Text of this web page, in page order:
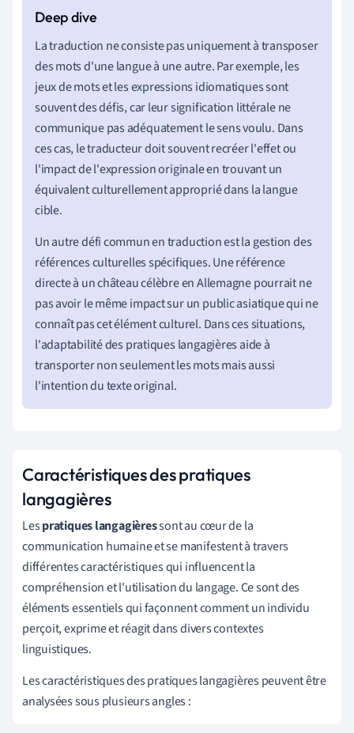
La traduction ne consiste pas uniquement à transposer
des mots d'une langue à une autre. Par exemple, les
jeux de mots et les expressions idiomatiques sont
souvent des défis, car leur signification littérale ne
communique pas adéquatement le sens voulu. Dans
ces cas, le traducteur doit souvent recréer l'effet ou
l'impact de l'expression originale en trouvant un
équivalent culturellement approprié dans la langue
cible.
Un autre défi commun en traduction est la gestion des
références culturelles spécifiques. Une référence
directe à un château célèbre en Allemagne pourrait ne
pas avoir le même impact sur un public asiatique qui ne
connaît pas cet élément culturel. Dans ces situations,
l'adaptabilité des pratiques langagières aide à
transporter non seulement les mots mais aussi
l'intention du texte original.
Caractéristiques des pratiques
langagières
Lespratiques langagièressont au cœur de la
communication humaine et se manifestent à travers
différentes caractéristiques qui influencent la
compréhension et l'utilisation du langage. Ce sont des
éléments essentiels qui façonnent comment un individu
perçoit, exprime et réagit dans divers contextes
linguistiques.
Les caractéristiques des pratiques langagières peuvent être
analysées sous plusieurs angles :